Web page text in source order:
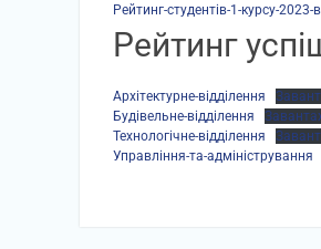
Рейтинг-студентів-1-курсу-2023-
Рейтинг
Архітектурне-відділення
Будівельне-відділення
Технологічне-відділення
Управління-та-адміністрування